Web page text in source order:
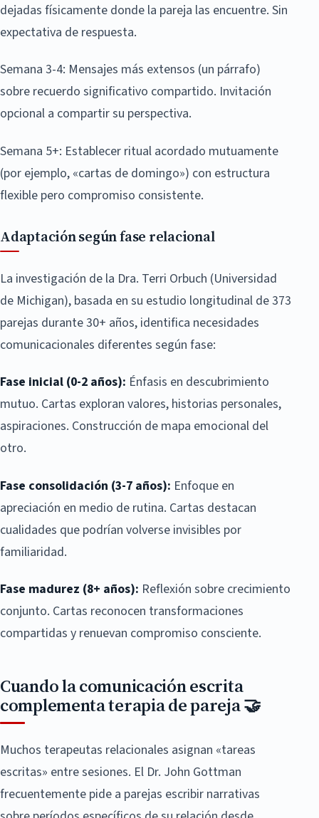
dejadas físicamente donde la pareja las encuentre. Sin
expectativa de respuesta.
Semana 3-4: Mensajes más extensos (un párrafo)
sobre recuerdo significativo compartido. Invitación
opcional a compartir su perspectiva.
Semana 5+: Establecer ritual acordado mutuamente
(por ejemplo, «cartas de domingo») con estructura
flexible pero compromiso consistente.
Adaptación según fase relacional
La investigación de la Dra. Terri Orbuch (Universidad
de Michigan), basada en su estudio longitudinal de 373
parejas durante 30+ años, identifica necesidades
comunicacionales diferentes según fase:
Fase inicial (0-2 años): Énfasis en descubrimiento
mutuo. Cartas exploran valores, historias personales,
aspiraciones. Construcción de mapa emocional del
otro.
Fase consolidación (3-7 años): Enfoque en
apreciación en medio de rutina. Cartas destacan
cualidades que podrían volverse invisibles por
familiaridad.
Fase madurez (8+ años): Reflexión sobre crecimiento
conjunto. Cartas reconocen transformaciones
compartidas y renuevan compromiso consciente.
Cuando la comunicación escrita
complementa terapia de pareja 🤝
Muchos terapeutas relacionales asignan «tareas
escritas» entre sesiones. El Dr. John Gottman
frecuentemente pide a parejas escribir narrativas